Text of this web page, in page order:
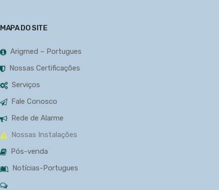
MAPA DO SITE
Arigmed – Portugues
Nossas Certificações
Serviços
Fale Conosco
Rede de Alarme
Nossas Instalações
Pós-venda
Notícias-Portugues